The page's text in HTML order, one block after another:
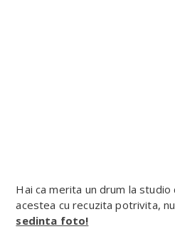
Hai ca merita un drum la
acestea cu recuzita potrivita,
sedinta foto!